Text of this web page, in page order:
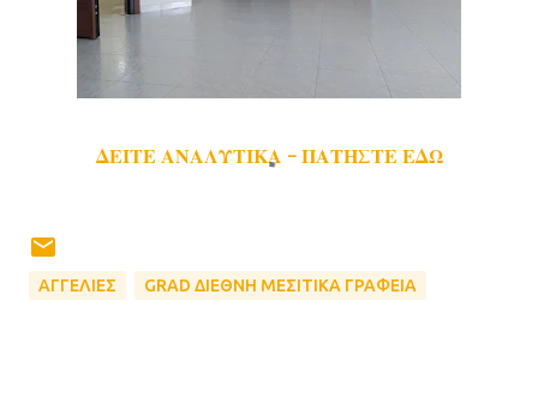
ΔΕΙΤΕ ΑΝΑΛΥΤΙΚΑ - ΠΑΤΗΣΤΕ ΕΔΩ
ΑΓΓΕΛΙΕΣ GRAD ΔΙΕΘΝΗ ΜΕΣΙΤΙΚΑ ΓΡΑΦΕΙΑ